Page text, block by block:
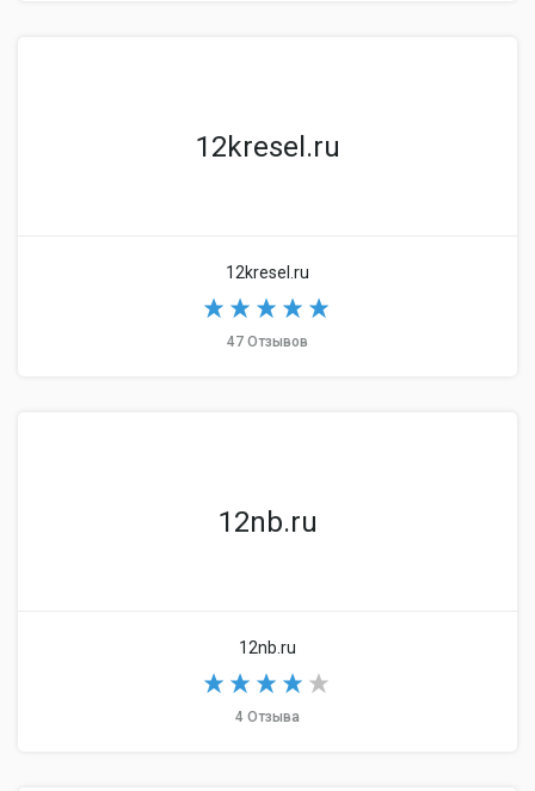
12kresel.ru
12kresel.ru
47 Отзывов
12nb.ru
12nb.ru
4 Отзыва